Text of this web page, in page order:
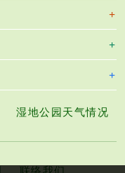
湿地公园天气情况
联络我们